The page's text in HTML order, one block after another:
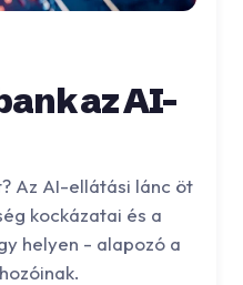
az AI-
Az AI-ellátási lánc öt
kockázatai és a
helyen - alapozó a